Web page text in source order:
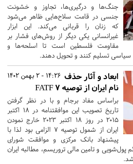
جنگ‌ها و درگیری‌ها، تجاوز و خشونت
جنسی در قامت سلاح‌هایی ظاهر می‌شود
که زنان را قربانی می‌کند. این ابزار
غیرانسانی یکی دیگر از روش‌های فشار بر
مقاومت فلسطین است تا اسلحه‌ها و
سیاسی تسلیم کنند و تحویل دهند.
14:26 - 2 بهمن 1402 ابعاد و آثار حذف
نام ایران از توصیه 7 FATF
براساس مفاد برجام و با در نظر گرفتن
تاریخ تصویب این موافقتنامه در 18 اکتبر
2015 در روز 18 اکتبر 2023 خارج نمودن
ایران از شمول توصیه 7 الزامی بود لذا با
پیشنهاد بانک مرکزی و موافقت شورای
پول‌شویی و تامین مالی تروریسم، مطالبه ایران
شد.